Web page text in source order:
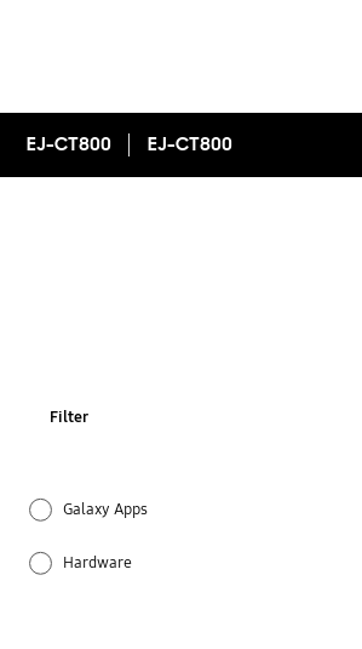
EJ-CT800 EJ-CT800
Filter
Galaxy Apps
Hardware